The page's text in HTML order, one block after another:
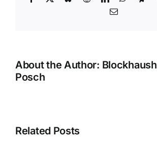
Email
About the Author:
Posch
Related Posts